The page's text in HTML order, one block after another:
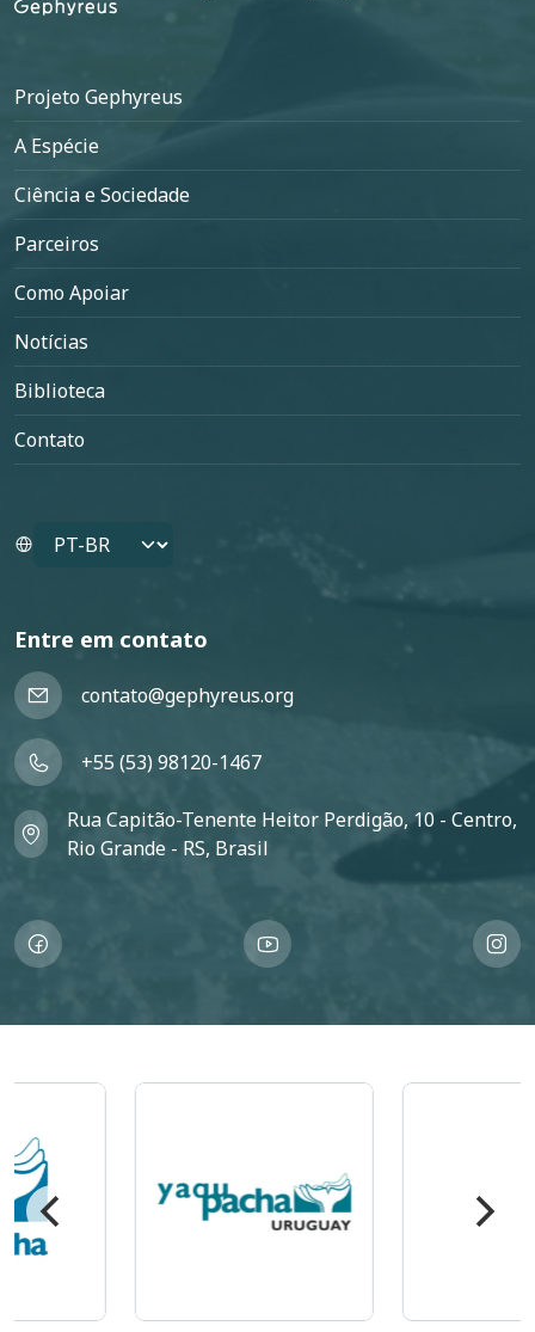
Rodapé
Projeto Gephyreus
A Espécie
Ciência e Sociedade
Parceiros
Como Apoiar
Notícias
Biblioteca
Contato
Select your language
Entre em contato
contato@gephyreus.org
+55 (53) 98120-1467
Rua Capitão-Tenente Heitor Perdigão, 10 - Centro,
Rio Grande - RS, Brasil
Imagem Imagem